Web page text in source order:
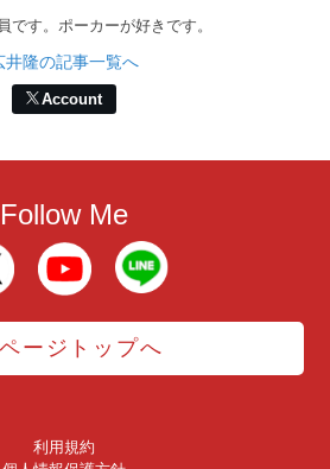
です。ポーカーが好きです。
井隆の記事一覧へ
Account
Follow Me
ページトップへ
利用規約